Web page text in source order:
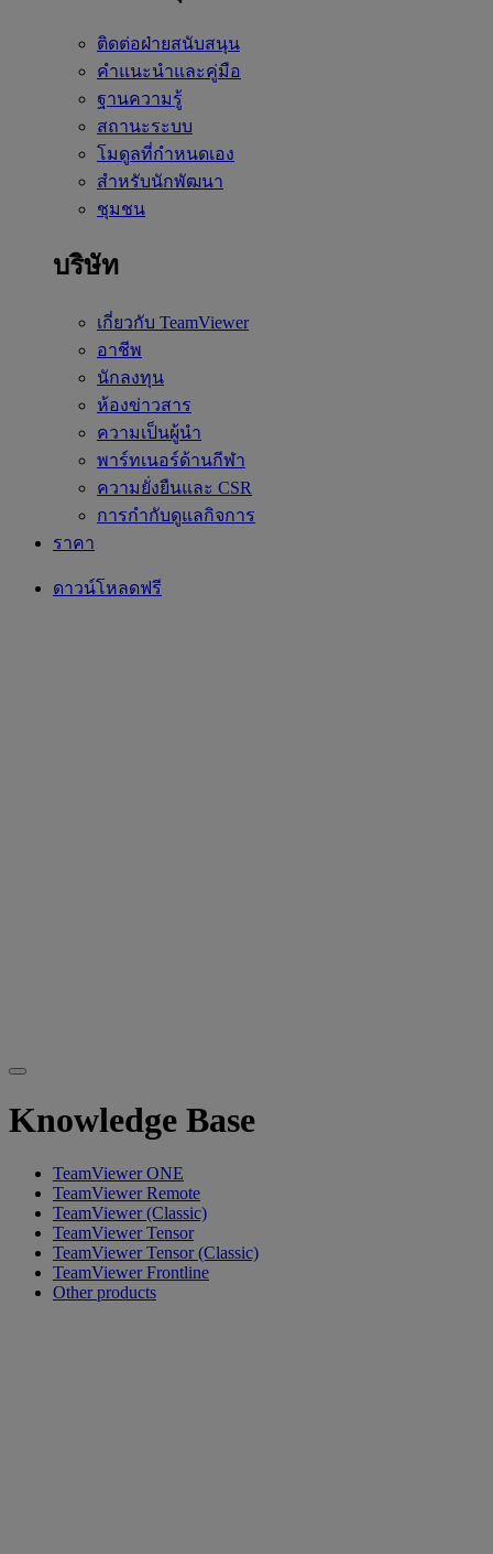
ติดต่อฝ่ายสนับสนุน
คำแนะนำและคู่มือ
ฐานความรู้
สถานะระบบ
โมดูลที่กำหนดเอง
สำหรับนักพัฒนา
ชุมชน
บริษัท
เกี่ยวกับ TeamViewer
อาชีพ
นักลงทุน
ห้องข่าวสาร
ความเป็นผู้นำ
พาร์ทเนอร์ด้านกีฬา
ความยั่งยืนและ CSR
การกำกับดูแลกิจการ
ราคา
ดาวน์โหลดฟรี
Knowledge Base
TeamViewer ONE
TeamViewer Remote
TeamViewer (Classic)
TeamViewer Tensor
TeamViewer Tensor (Classic)
TeamViewer Frontline
Other products